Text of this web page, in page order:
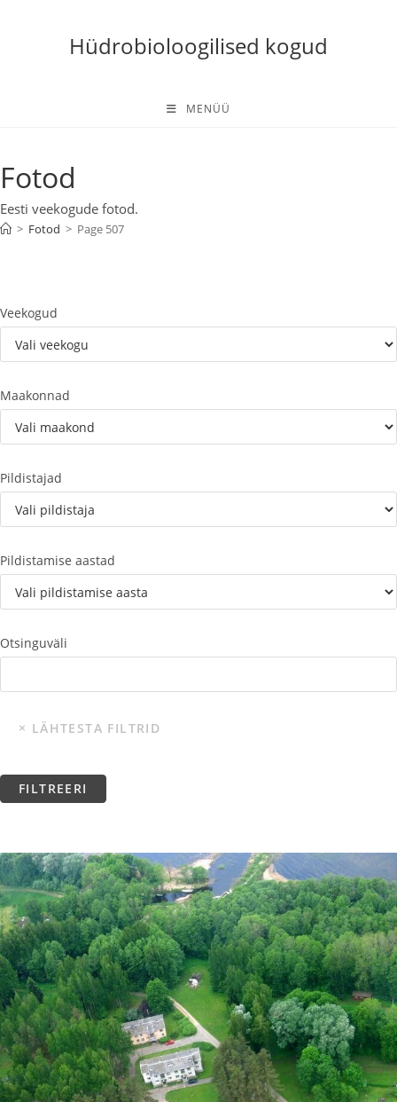
Hüdrobioloogilised kogud
MENÜÜ
Fotod
Eesti veekogude fotod.
> Fotod > Page 507
Veekogud
Maakonnad
Pildistajad
Pildistamise aastad
Otsinguväli